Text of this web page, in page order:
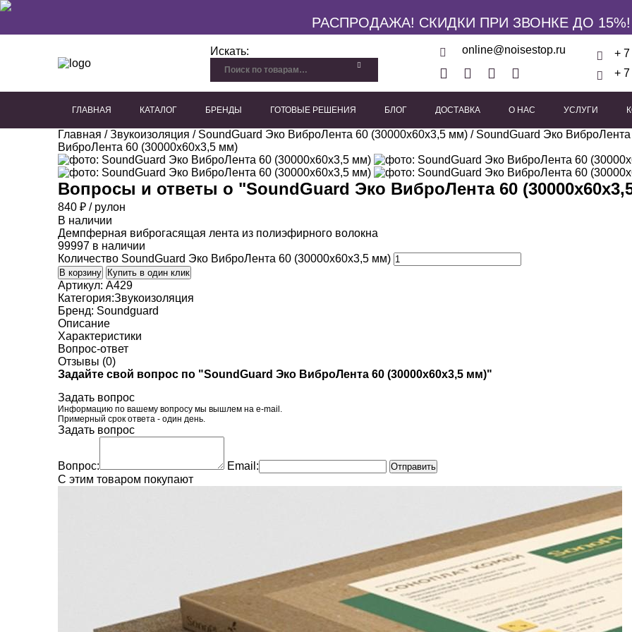
РАСПРОДАЖА! СКИДКИ ПРИ ЗВОНКЕ ДО 15%!
Искать: online@noisestop.ru
+
+
ГЛАВНАЯ КАТАЛОГ БРЕНДЫ ГОТОВЫЕ РЕШЕНИЯ БЛОГ ДОСТАВКА О НАС УСЛУГИ
Главная /Звукоизоляция / SoundGuard Эко ВиброЛента 60 (30000х60х3,5 мм) / SoundGuard Эко
ВиброЛента 60 (30000х60х3,5 мм)
Вопросы и ответы о "SoundGuard Эко ВиброЛента 60
840 ₽ / рулон
В наличии
Демпферная виброгасящая лента из полиэфирного волокна
99997 в наличии
Количество SoundGuard Эко ВиброЛента 60 (30000х60х3,5 мм)
В корзину Купить в один клик
Артикул: A429
Категория:Звукоизоляция
Бренд: Soundguard
Описание
Характеристики
Вопрос-ответ
Отзывы (0)
Задайте свой вопрос по "SoundGuard Эко ВиброЛента 60 (30000х60х3,5 мм)"
Задать вопрос
Информацию по вашему вопросу мы вышлем на e-mail.
Примерный срок ответа - один день.
Задать вопрос
Вопрос: Email: Отправить
C этим товаром покупают